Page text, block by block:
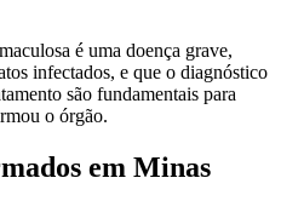
é uma doença grave,
infectados, e que o diagnóstico
são fundamentais para
o órgão.
em Minas